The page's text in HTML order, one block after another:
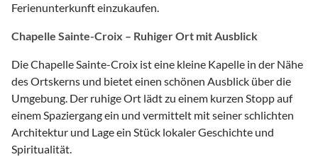
Ferienunterkunft einzukaufen.
Chapelle Sainte-Croix – Ruhiger Ort mit Ausblick
Die Chapelle Sainte-Croix ist eine kleine Kapelle in der Nähe
des Ortskerns und bietet einen schönen Ausblick über die
Umgebung. Der ruhige Ort lädt zu einem kurzen Stopp auf
einem Spaziergang ein und vermittelt mit seiner schlichten
Architektur und Lage ein Stück lokaler Geschichte und
Spiritualität.